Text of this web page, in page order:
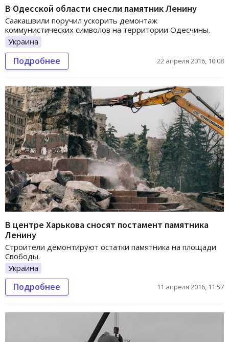
В Одесской области снесли памятник Ленину
Саакашвили поручил ускорить демонтаж
коммунистических символов на территории Одесчины.
Украина
Подробнее 22 апреля 2016, 10:08
В центре Харькова сносят постамент памятника
Ленину
Строители демонтируют остатки памятника на площади
Свободы.
Украина
Подробнее 11 апреля 2016, 11:57